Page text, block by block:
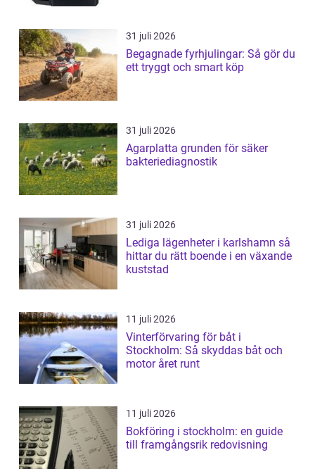
31 juli 2026
Begagnade fyrhjulingar: Så gör du
ett tryggt och smart köp
31 juli 2026
Agarplatta grunden för säker
bakteriediagnostik
31 juli 2026
Lediga lägenheter i karlshamn så
hittar du rätt boende i en växande
kuststad
11 juli 2026
Vinterförvaring för båt i
Stockholm: Så skyddas båt och
motor året runt
11 juli 2026
Bokföring i stockholm: en guide
till framgångsrik redovisning